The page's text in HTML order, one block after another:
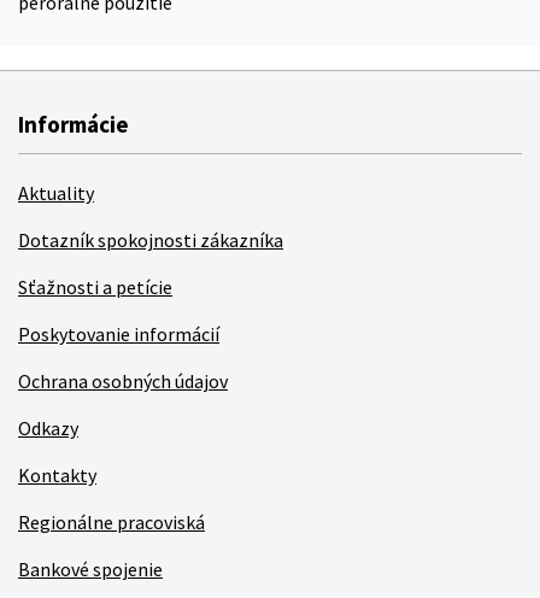
Informácie
Aktuality
Dotazník spokojnosti zákazníka
Sťažnosti a petície
Poskytovanie informácií
Ochrana osobných údajov
Odkazy
Kontakty
Regionálne pracoviská
Bankové spojenie